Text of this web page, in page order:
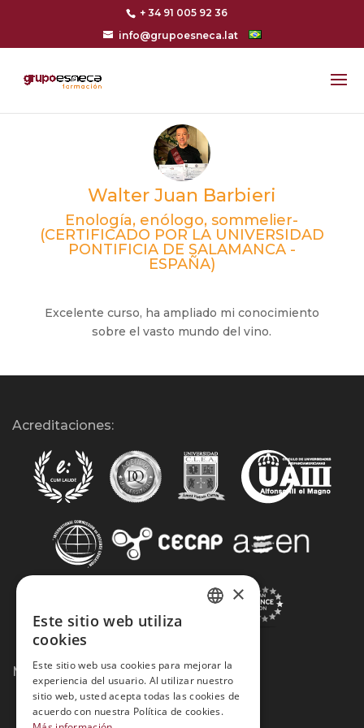
+ 34 91 005 92 36
info@grupoesneca.lat
Walter Juan Barbieri
Enología, enólogo, sommelier-
(CERTIFICADO POR LA UNIVERSIDAD
PONTIFICIA DE SALAMANCA -
ESPAÑA)
Excelente curso, ha ampliado mi conocimiento
sobre el vasto mundo del vino.
Acreditaciones:
Métodos de Pago:
×
Este sitio web utiliza
cookies
Este sitio web usa cookies para mejorar la
experiencia del usuario. Al utilizar nuestro
sitio web, usted acepta todas las cookies de
acuerdo con nuestra Política de cookies.